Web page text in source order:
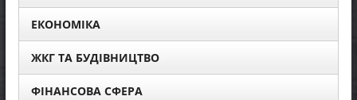
ЕКОНОМІКА
ЖКГ ТА БУДІВНИЦТВО
ФІНАНСОВА СФЕРА